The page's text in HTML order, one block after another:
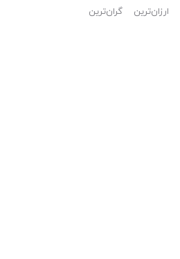
ارزان‌ترین گران‌ترین